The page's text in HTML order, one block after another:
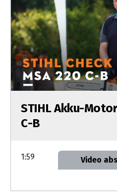
STIHL Akku-
C-B
1:59 Video